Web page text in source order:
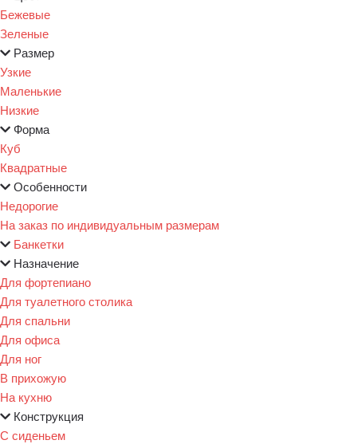
Бежевые
Зеленые
Размер
Узкие
Маленькие
Низкие
Форма
Куб
Квадратные
Особенности
Недорогие
На заказ по индивидуальным размерам
Банкетки
Назначение
Для фортепиано
Для туалетного столика
Для спальни
Для офиса
Для ног
В прихожую
На кухню
Конструкция
С сиденьем